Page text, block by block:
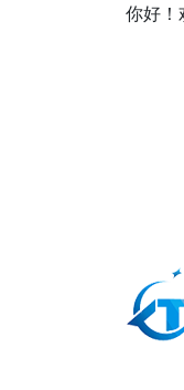
你好！